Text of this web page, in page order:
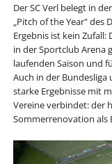
Der SC Verl belegt in
„Pitch of the Year" des
Ergebnis ist kein Zufall:
in der Sportclub Arena
laufenden Saison und
Auch in der Bundesliga
starke Ergebnisse mit
Vereine verbindet: der
Sommerrenovation als